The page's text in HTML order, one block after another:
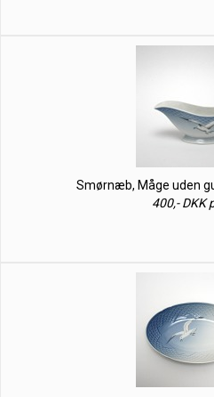
Smørnæb, Måge uden
400,- DKK